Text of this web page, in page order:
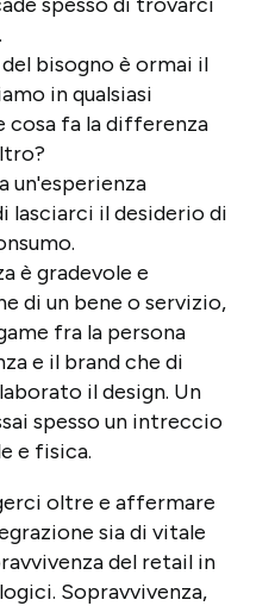
bisogno è ormai il
in qualsiasi
cosa fa la differenza
un'esperienza
lasciarci il desiderio di
è gradevole e
di un bene o servizio,
fra la persona
e il brand che di
il design. Un
spesso un intreccio
e fisica.
oltre e affermare
sia di vitale
del retail in
Sopravvivenza,